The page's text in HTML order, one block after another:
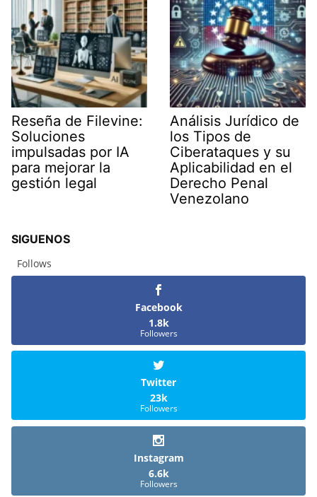
Reseña de Filevine:
Soluciones
impulsadas por IA
para mejorar la
gestión legal
Análisis Jurídico de
los Tipos de
Ciberataques y su
Aplicabilidad en el
Derecho Penal
Venezolano
SIGUENOS
Follows
Facebook
1.8k
Followers
Twitter
23k
Followers
Instagram
6.6k
Followers